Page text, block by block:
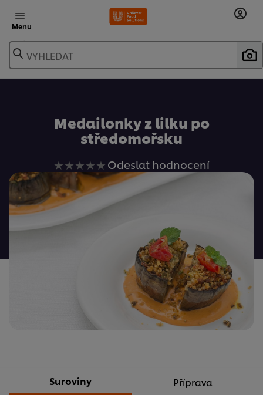
Menu
VYHLEDAT
Medailonky z lilku po
středomořsku
Pro
tuto
recipe
odeslána
žádná
hodnocení
Odeslat hodnocení
Suroviny Příprava